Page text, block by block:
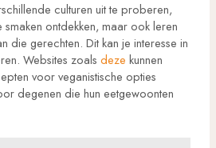
culturen uit te proberen,
smaken ontdekken, maar ook leren
die gerechten. Dit kan je interesse in
Websites zoals deze kunnen
voor veganistische opties
degenen die hun eetgewoonten